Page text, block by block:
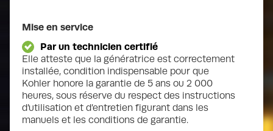
Contrôleur
Contrôleur numérique RDC2
Dimensions
2 280 mm x 836 mm x 1 182 mm (89,8 po x 32,9 po x
Mise en service
Par un technicien certifié
Elle atteste que la génératrice est correctement
installée, condition indispensable pour que
Kohler honore la garantie de 5 ans ou 2 000
heures, sous réserve du respect des instructions
d’utilisation et d’entretien figurant dans les
manuels et les conditions de garantie.